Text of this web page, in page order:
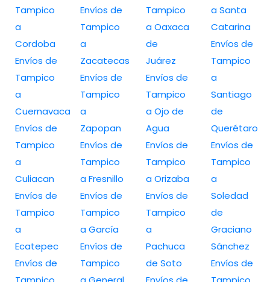
Tampico
a
Cordoba
Envíos de
Tampico
a
Cuernavaca
Envíos de
Tampico
a
Culiacan
Envíos de
Tampico
a
Ecatepec
Envíos de
Envíos de
Tampico
a
Zacatecas
Envíos de
Tampico
a
Zapopan
Envíos de
Tampico
a Fresnillo
Envíos de
Tampico
a García
Envíos de
Tampico
Tampico
a Oaxaca
de
Juárez
Envíos de
Tampico
a Ojo de
Agua
Envíos de
Tampico
a Orizaba
Envíos de
Tampico
a
Pachuca
de Soto
a Santa
Catarina
Envíos de
Tampico
a
Santiago
de
Querétaro
Envíos de
Tampico
a
Soledad
de
Graciano
Sánchez
Envíos de